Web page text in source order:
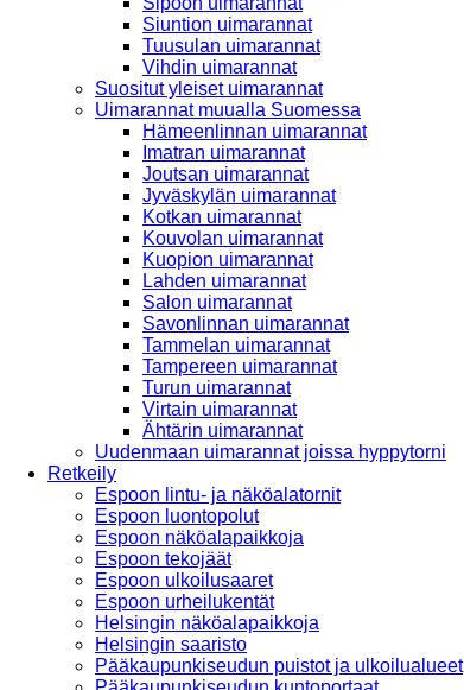
Siuntion uimarannat
Tuusulan uimarannat
Vihdin uimarannat
Suositut yleiset uimarannat
Uimarannat muualla Suomessa
Hämeenlinnan uimarannat
Imatran uimarannat
Joutsan uimarannat
Jyväskylän uimarannat
Kotkan uimarannat
Kouvolan uimarannat
Kuopion uimarannat
Lahden uimarannat
Salon uimarannat
Savonlinnan uimarannat
Tammelan uimarannat
Tampereen uimarannat
Turun uimarannat
Virtain uimarannat
Ähtärin uimarannat
Uudenmaan uimarannat joissa hyppytorni
Retkeily
Espoon lintu- ja näköalatornit
Espoon luontopolut
Espoon näköalapaikkoja
Espoon tekojäät
Espoon ulkoilusaaret
Espoon urheilukentät
Helsingin näköalapaikkoja
Helsingin saaristo
Pääkaupunkiseudun puistot ja ulkoilualueet